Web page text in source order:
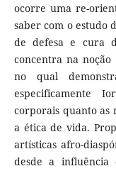
ocorre uma re-
saber com o estudo
de defesa e cura
concentra na
no qual
especificamente
corporais quanto as
a ética de vida.
artísticas afro-
desde a influência